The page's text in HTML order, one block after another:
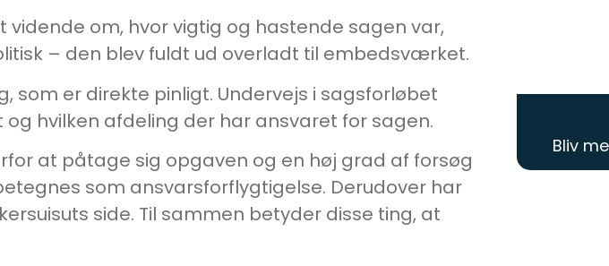
Bliv
om, hvor vigtig og hastende sagen var,
– den blev fuldt ud overladt til embedsværket.
som er direkte pinligt. Undervejs i sagsforløbet
hvilken afdeling der har ansvaret for sagen.
at påtage sig opgaven og en høj grad af forsøg
som ansvarsforflygtigelse. Derudover har
side. Til sammen betyder disse ting, at